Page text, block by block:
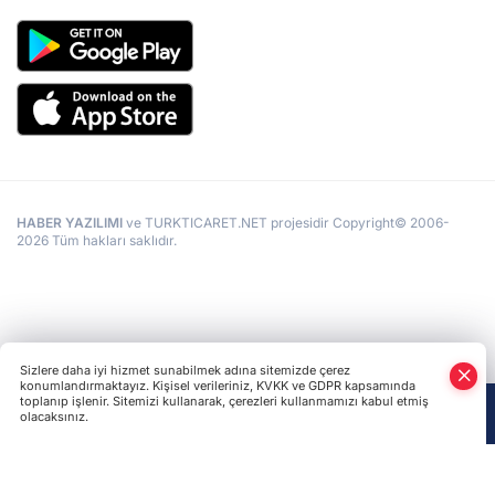
HABER YAZILIMI ve TURKTICARET.NET projesidir Copyright© 2006-
2026 Tüm hakları saklıdır.
Sizlere daha iyi hizmet sunabilmek adına sitemizde çerez
konumlandırmaktayız. Kişisel verileriniz, KVKK ve GDPR kapsamında
toplanıp işlenir. Sitemizi kullanarak, çerezleri kullanmamızı kabul etmiş
olacaksınız.